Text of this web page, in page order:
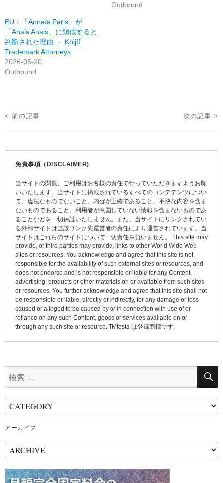
Outbound
EU：「Annaïs Paris」が
「Anais Anais」に類似すると
判断された理由 － Knijff
Trademark Attorneys
2026-05-20
Outbound
投
稿
< 前の記事 次の記事 >
免責事項（DISCLAIMER)
当サイトの閲覧、ご利用はお客様の責任で行っていただきますようお願
いいたします。当サイトに掲載されているすべてのコンテテンツについ
て、違法なものでないこと、内容が正確であること、不快な内容を含ま
ないものであること、利用者が意図していない情報を含まないものであ
ることなどを一切保証いたしません。また、当サイトにリンクされてい
る外部サイトは当該リンク先運営者の責任により運営されています。当
サイトはこれらのサイトについて一切責任を負いません。 This site may
provide, or third parties may provide, links to other World Wide Web
sites or resources. You acknowledge and agree that this site is not
responsible for the availability of such external sites or resources, and
does not endorse and is not responsible or liable for any Content,
advertising, products or other materials on or available from such sites
or resources. You further acknowledge and agree that this site shall not
be responsible or liable, directly or indirectly, for any damage or loss
caused or alleged to be caused by or in connection with use of or
reliance on any such Content, goods or services available on or
through any such site or resource. TMfesta は登録商標です。
索:
アーカイブ
ー
カ
イ